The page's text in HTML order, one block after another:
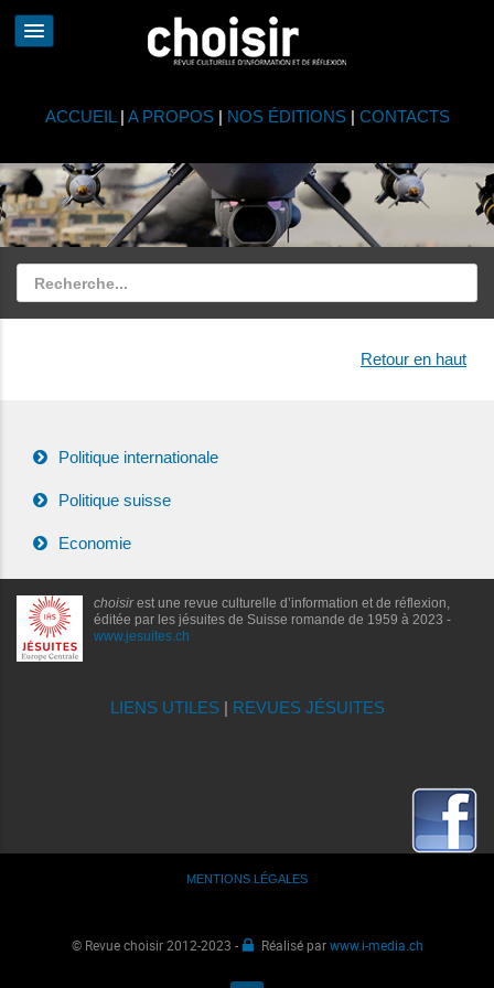
ACCUEIL | A PROPOS| NOS ÉDITIONS| CONTACTS
Retour en haut
Politique internationale
Politique suisse
Economie
choisirest une revue culturelle d’information et de réflexion,
éditée par les jésuites de Suisse romande de 1959 à 2023 -
www.jesuites.ch
LIENS UTILES| REVUES JÉSUITES
MENTIONS LÉGALES
© Revue choisir 2012-2023 - Réalisé parwww.i-media.ch